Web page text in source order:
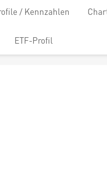
/ Kennzahlen
ETF-Profil